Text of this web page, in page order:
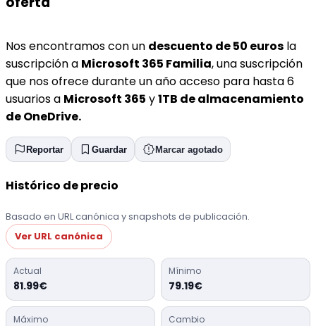
Nos encontramos con un descuento de 50 euros la
suscripción a Microsoft 365 Familia, una suscripción
que nos ofrece durante un año acceso para hasta 6
usuarios a Microsoft 365 y1TB de almacenamiento
de OneDrive.
Reportar Guardar Marcar agotado
Histórico de precio
Basado en URL canónica y snapshots de publicación.
Ver URL canónica
Actual
81.99€
Mínimo
79.19€
Máximo Cambio